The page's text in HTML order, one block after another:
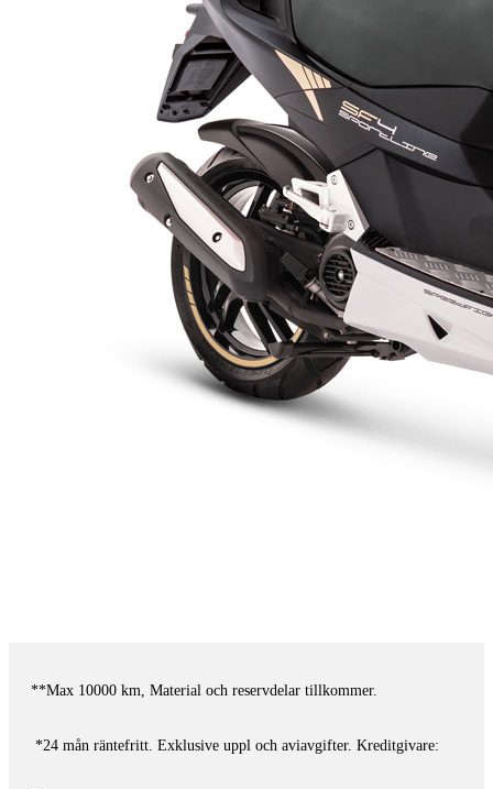
**Max 10000 km, Material och reservdelar tillkommer.
*24 mån räntefritt. Exklusive uppl och aviavgifter. Kreditgivare: